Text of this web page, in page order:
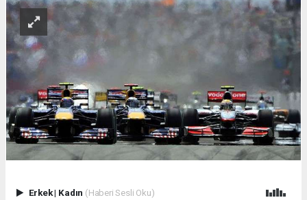
Erkek| Kadın (Haberi Sesli Oku)